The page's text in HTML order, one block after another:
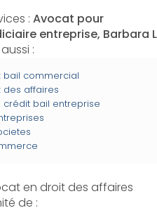
: Avocat pour
entreprise, Barbara
:
bail commercial
des affaires
crédit bail entreprise
en droit des affaires
de :